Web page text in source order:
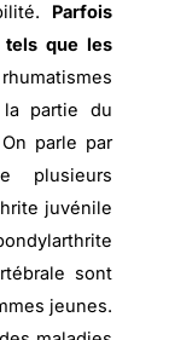
Parfois
tels que les
la partie du
parle par
plusieurs
juvénile
sont
jeunes.